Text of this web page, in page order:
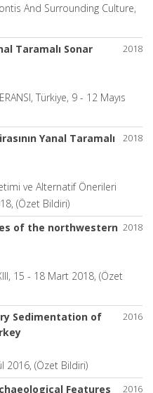
And Surrounding Culture,
2018
Taramalı Sonar
Türkiye, 9 - 12 Mayıs
2018
Yanal Taramalı
ve Alternatif Önerileri
(Özet Bildiri)
2018
of the northwestern
15 - 18 Mart 2018, (Özet
2016
Sedimentation of
2016, (Özet Bildiri)
2016
Features